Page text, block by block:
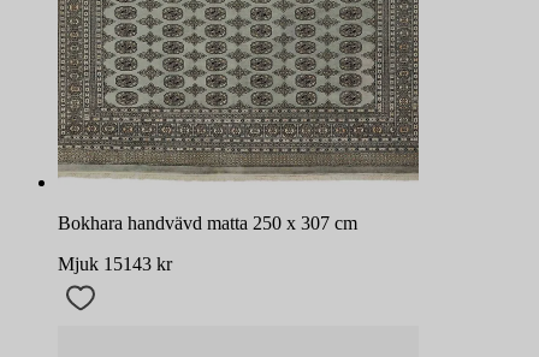
Bokhara handvävd matta 250 x 307 cm
Mjuk 15143 kr